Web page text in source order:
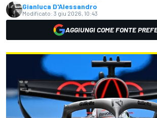
Gianluca D'Alessandro
Modificato: 3 giu 2026, 10:43
AGGIUNGI COME FONTE